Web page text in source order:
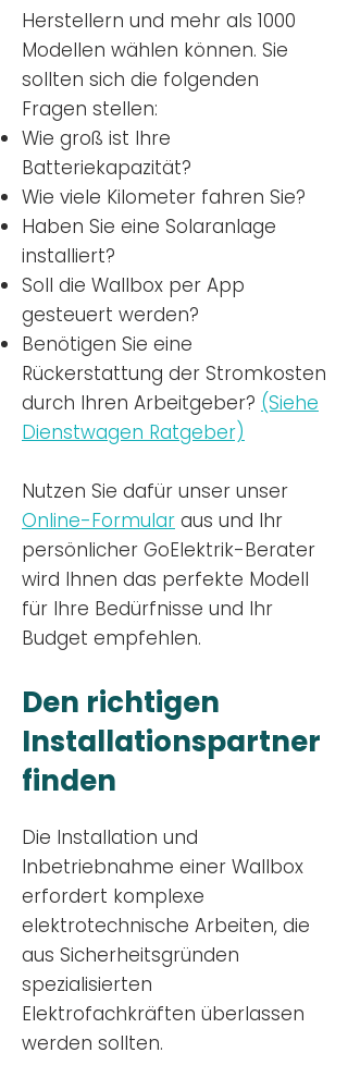
Herstellern und mehr als 1000
Modellen wählen können. Sie
sollten sich die folgenden
Fragen stellen:
Wie groß ist Ihre
Batteriekapazität?
Wie viele Kilometer fahren Sie?
Haben Sie eine Solaranlage
installiert?
Soll die Wallbox per App
gesteuert werden?
Benötigen Sie eine
Rückerstattung der Stromkosten
durch Ihren Arbeitgeber? (Siehe
Dienstwagen Ratgeber)
Nutzen Sie dafür unser unser
Online-Formular aus und Ihr
persönlicher GoElektrik-Berater
wird Ihnen das perfekte Modell
für Ihre Bedürfnisse und Ihr
Budget empfehlen.
Den richtigen
Installationspartner
finden
Die Installation und
Inbetriebnahme einer Wallbox
erfordert komplexe
elektrotechnische Arbeiten, die
aus Sicherheitsgründen
spezialisierten
Elektrofachkräften überlassen
werden sollten.